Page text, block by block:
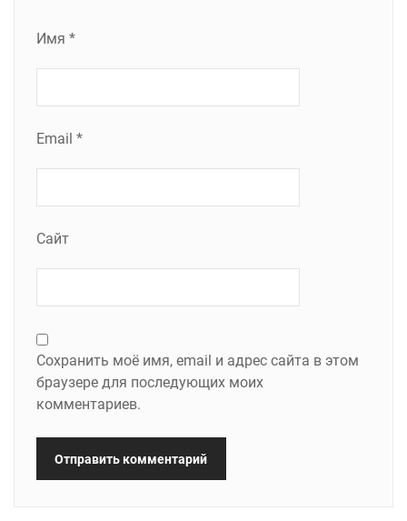
Имя *
Email *
Сайт
Сохранить моё имя, email и адрес сайта в этом
браузере для последующих моих
комментариев.